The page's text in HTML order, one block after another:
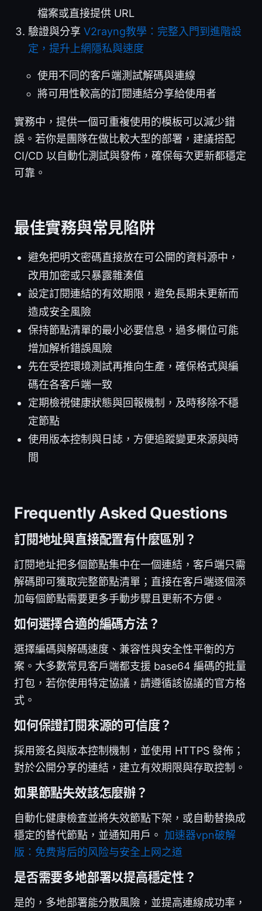
檔案或直接提供 URL
驗證與分享 V2rayng教學：完整入門到進階設
定，提升上網隱私與速度
使用不同的客戶端測試解碼與連線
將可用性較高的訂閱連結分享給使用者
實務中，提供一個可重複使用的模板可以減少錯
誤。若你是團隊在做比較大型的部署，建議搭配
CI/CD 以自動化測試與發佈，確保每次更新都穩定
可靠。
最佳實務與常見陷阱
避免把明文密碼直接放在可公開的資料源中，
改用加密或只暴露雜湊值
設定訂閱連結的有效期限，避免長期未更新而
造成安全風險
保持節點清單的最小必要信息，過多欄位可能
增加解析錯誤風險
先在受控環境測試再推向生產，確保格式與編
碼在各客戶端一致
定期檢視健康狀態與回報機制，及時移除不穩
定節點
使用版本控制與日誌，方便追蹤變更來源與時
間
Frequently Asked Questions
訂閱地址與直接配置有什麼區別？
訂閱地址把多個節點集中在一個連結，客戶端只需
解碼即可獲取完整節點清單；直接在客戶端逐個添
加每個節點需要更多手動步驟且更新不方便。
如何選擇合適的編碼方法？
選擇編碼與解碼速度、兼容性與安全性平衡的方
案。大多數常見客戶端都支援 base64 編碼的批量
打包，若你使用特定協議，請遵循該協議的官方格
式。
如何保證訂閱來源的可信度？
採用簽名與版本控制機制，並使用 HTTPS 發佈；
對於公開分享的連結，建立有效期限與存取控制。
如果節點失效該怎麼辦？
自動化健康檢查並將失效節點下架，或自動替換成
穩定的替代節點，並通知用戶。 加速器vpn破解
版：免费背后的风险与安全上网之道
是否需要多地部署以提高穩定性？
是的，多地部署能分散風險，並提高連線成功率，